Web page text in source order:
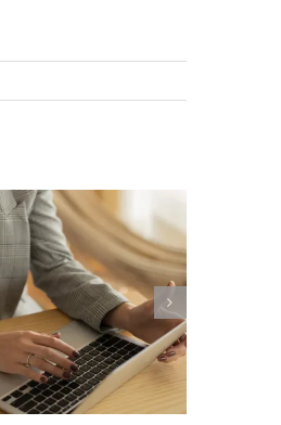
Webinar
TeamSystem di
ottobre 2025